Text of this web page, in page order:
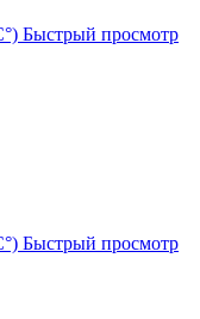
Быстрый просмотр
Быстрый просмотр